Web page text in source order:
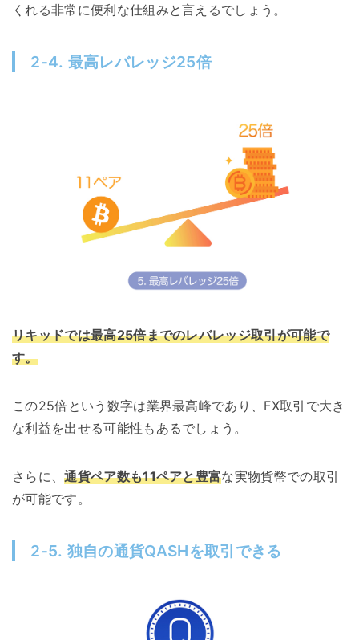
くれる非常に便利な仕組みと言えるでしょう。
2-4. 最高レバレッジ25倍
リキッドでは最高25倍までのレバレッジ取引が可能で
す。
この25倍という数字は業界最高峰であり、FX取引で大き
な利益を出せる可能性もあるでしょう。
さらに、通貨ペア数も11ペアと豊富な実物貨幣での取引
が可能です。
2-5. 独自の通貨QASHを取引できる